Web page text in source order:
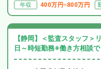
年収 400万円~800万円
【静岡】＜監査スタッフ
日～時短勤務※働き方相談で